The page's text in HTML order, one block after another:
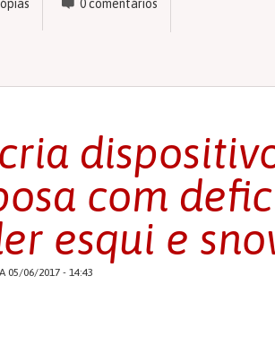
0comentários
com
esqui e
05/06/2017 - 14:43